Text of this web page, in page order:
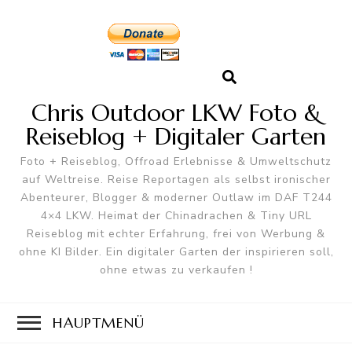
Chris Outdoor LKW Foto &
Reiseblog + Digitaler Garten
Foto + Reiseblog, Offroad Erlebnisse & Umweltschutz
auf Weltreise. Reise Reportagen als selbst ironischer
Abenteurer, Blogger & moderner Outlaw im DAF T244
4×4 LKW. Heimat der Chinadrachen & Tiny URL
Reiseblog mit echter Erfahrung, frei von Werbung &
ohne KI Bilder. Ein digitaler Garten der inspirieren soll,
ohne etwas zu verkaufen !
HAUPTMENÜ